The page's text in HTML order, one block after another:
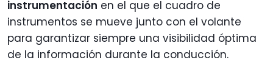
instrumentación en el que el cuadro de
instrumentos se mueve junto con el volante
para garantizar siempre una visibilidad óptima
de la información durante la conducción.